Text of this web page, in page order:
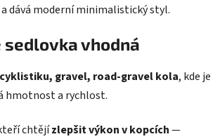
dává moderní minimalistický styl.
sedlovka vhodná
gravel, road‑gravel kola, kde je
hmotnost a rychlost.
chtějízlepšit výkon v kopcích—